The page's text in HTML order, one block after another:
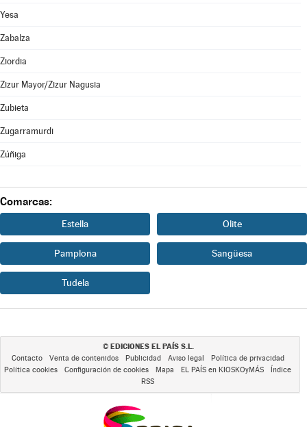
Yesa
Zabalza
Ziordia
Zizur Mayor/Zizur Nagusia
Zubieta
Zugarramurdi
Zúñiga
Comarcas:
Estella Olite
Pamplona Sangüesa
Tudela
© EDICIONES EL PAÍS S.L.
Contacto Venta de contenidos Publicidad Aviso legal
Política de privacidad
Política cookies
Configuración de cookies Mapa EL PAÍS en KIOSKOyMÁS
Índice
RSS